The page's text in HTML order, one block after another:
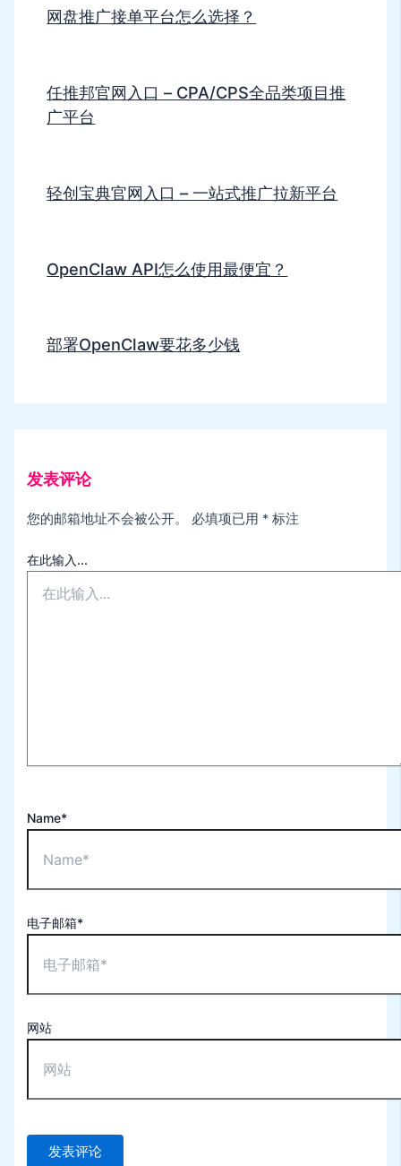
网盘推广接单平台怎么选择？
任推邦官网入口 – CPA/CPS全品类项目推
广平台
轻创宝典官网入口 – 一站式推广拉新平台
OpenClaw API怎么使用最便宜？
部署OpenClaw要花多少钱
发表评论
您的邮箱地址不会被公开。 必填项已用 * 标注
在此输入...
Name*
电子邮箱*
网站